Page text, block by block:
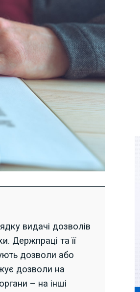
видачі дозволів
Держпраці та її
дозволи або
дозволи на
– на інші